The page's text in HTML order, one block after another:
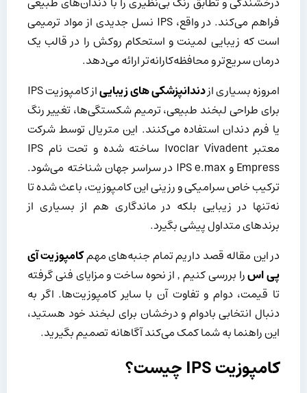
فراهم می‌کند. در واقع، IPS نسل جدیدی از مواد ترمیمی
است که زیبایی لمینت و استحکام روکش را در قالب یک
درمان سریع‌تر و محافظه‌کارانه‌تر ارائه می‌دهد.
امروزه بسیاری ازدندانپزشکی های زیبایی
از کامپوزیت IPS
برای طراحی لبخند طبیعی، ترمیم شکستگی‌ها، تغییر رنگ
یا فرم دندان استفاده می‌کنند. این متریال توسط شرکت
معتبر Ivoclar Vivadent ساخته شده و تحت نام IPS
Empress و IPS e.max در سراسر جهان شناخته می‌شود.
ترکیب خاص سرامیکی و رزینی این کامپوزیت، باعث شده تا
نه‌تنها در زیبایی بلکه در ماندگاری هم از بسیاری از
برندهای متداول پیشی بگیرد.
در این مقاله قصد داریم تمام جنبه‌های مهمکامپوزیت آی
پی اس
را بررسی کنیم ٬ از نحوه ساخت و مزایای فنی گرفته
تا قیمت، دوام و تفاوت آن با سایر کامپوزیت‌ها. اگر به
دنبال انتخابی بادوام و درخشان برای لبخند خود هستید،
این راهنما به شما کمک می‌کند آگاهانه تصمیم بگیرید.
کامپوزیت IPS چیست؟